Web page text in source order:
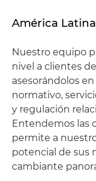
América Latina
Nuestro equipo
nivel a clientes
asesorándolos
normativo,
y regulación
Entendemos las
permite a
potencial de sus
cambiante